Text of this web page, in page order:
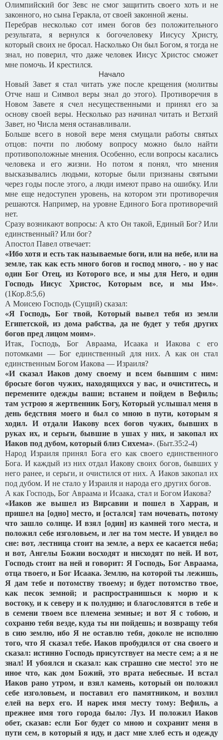
Олимпийский бог Зевс не смог защитить своего хоть и не
законного, но сына Геракла, от своей законной жены.
Перебрав несколько сот имен богов без положительного
результата, я вернулся к богочеловеку Иисусу Христу,
который своих не бросал. Насколько Он был Богом, я тогда не
знал, но поверил, что даже человек Иисус Христос сможет
мне помочь. И крестился.
Начало
Новый Завет я стал читать уже после крещения (молитвы
Отче наш и Символ веры знал до этого). Противоречия в
Новом Завете я счел несущественными и принял его за
основу своей веры. Несколько раз начинал читать и Ветхий
Завет, но Числа меня останавливали.
Больше всего в новой вере меня смущали работы святых
отцов: почти по любому вопросу можно было найти
противоположные мнения. Особенно, если вопросы касались
человека и его жизни. Но потом я понял, что мнения
высказывались людьми, которые были признаны святыми
через годы после этого, а люди имеют право на ошибку. Или
мне еще недоступен уровень, на котором эти противоречия
решаются. Например, на уровне Единого Бога противоречий
нет.
Сразу возникают вопросы: А кто Он такой, Единый Бог? Или
единственный? Или бог?
Апостол Павел отвечает:
«Ибо хотя и есть так называемые боги, или на небе, или на
земле, так как есть много богов и господ много, - но у нас
один Бог Отец, из Которого все, и мы для Него, и один
Господь Иисус Христос, Которым все, и мы Им».
(1Кор.8:5,6)
А Моисею Господь (Сущий) сказал:
«Я Господь, Бог твой, Который вывел тебя из земли
Египетской, из дома рабства, да не будет у тебя других
богов пред лицом моим».
Итак, Господь, Бог Авраама, Исаака и Иакова с его
потомками — Бог единственный для них. А как он стал
единственным Богом Иакова — Израиля?
«И сказал Иаков дому своему и всем бывшим с ним:
бросьте богов чужих, находящихся у вас, и очиститесь, и
перемените одежды ваши; встанем и пойдем в Вефиль;
там устрою я жертвенник Богу, Который услышал меня в
день бедствия моего и был со мною в пути, которым я
ходил. И отдали Иакову всех богов чужих, бывших в
руках их, и серьги, бывшие в ушах у них, и закопал их
Иаков под дубом, который близ Сихема». (Быт.35:2-4)
Народ Израиля принял Бога его как своего единственного
Бога. И каждый из них отдал Иакову своих богов, бывших у
него ранее, и серьги, и очистился от них. А Иаков закопал их
под дубом. И не стало у Израиля и народа его других богов.
А как Господь, Бог Авраама и Исаака, стал и Богом Иакова?
«Иаков же вышел из Вирсавии и пошел в Харран, и
пришел на [одно] место, и [остался] там ночевать, потому
что зашло солнце. И взял [один] из камней того места, и
положил себе изголовьем, и лег на том месте. И увидел во
сне: вот, лестница стоит на земле, а верх ее касается неба;
и вот, Ангелы Божии восходят и нисходят по ней. И вот,
Господь стоит на ней и говорит: Я Господь, Бог Авраама,
отца твоего, и Бог Исаака. Землю, на которой ты лежишь,
Я дам тебе и потомству твоему; и будет потомство твое,
как песок земной; и распространишься к морю и к
востоку, и к северу и к полудню; и благословятся в тебе и
в семени твоем все племена земные; и вот Я с тобою, и
сохраню тебя везде, куда ты ни пойдешь; и возвращу тебя
в сию землю, ибо Я не оставлю тебя, доколе не исполню
того, что Я сказал тебе. Иаков пробудился от сна своего и
сказал: истинно Господь присутствует на месте сем; а я не
знал! И убоялся и сказал: как страшно сие место! это не
иное что, как дом Божий, это врата небесные. И встал
Иаков рано утром, и взял камень, который он положил
себе изголовьем, и поставил его памятником, и возлил
елей на верх его. И нарек имя месту тому: Вефиль, а
прежнее имя того города было: Луз. И положил Иаков
обет, сказав: если Бог будет со мною и сохранит меня в
пути сем, в который я иду, и даст мне хлеб есть и одежду